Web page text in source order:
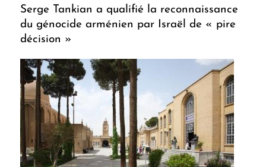
Serge Tankian a qualifié la reconnaissance
du génocide arménien par Israël de « pire
décision »